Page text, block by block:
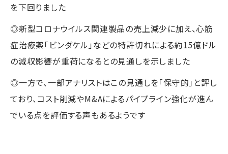
を下回りました
◎新型コロナウイルス関連製品の売上減少に加え、心筋
症治療薬「ビンダケル」などの特許切れによる約15億ドル
の減収影響が重荷になるとの見通しを示しました
◎一方で、一部アナリストはこの見通しを「保守的」と評し
ており、コスト削減やM&Aによるパイプライン強化が進ん
でいる点を評価する声もあるようです